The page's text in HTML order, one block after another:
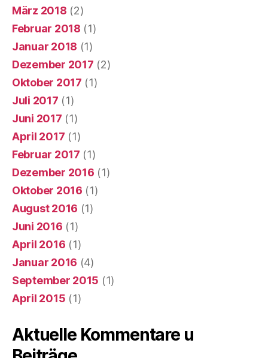
März 2018 (2)
Februar 2018 (1)
Januar 2018 (1)
Dezember 2017 (2)
Oktober 2017 (1)
Juli 2017 (1)
Juni 2017 (1)
April 2017 (1)
Februar 2017 (1)
Dezember 2016 (1)
Oktober 2016 (1)
August 2016 (1)
Juni 2016 (1)
April 2016 (1)
Januar 2016 (4)
September 2015 (1)
April 2015 (1)
Aktuelle Kommentare u